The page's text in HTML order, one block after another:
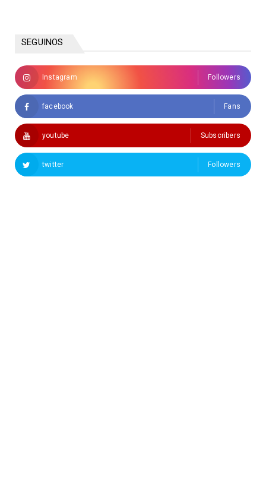
SEGUINOS
Instagram Followers
facebook Fans
youtube Subscribers
twitter Followers